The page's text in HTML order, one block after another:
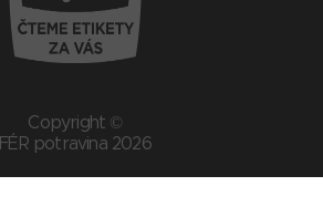
Copyright ©
FÉR potravina 2026